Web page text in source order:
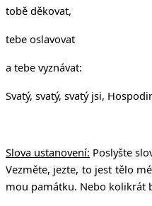
tobě děkovat,
tebe oslavovat
a tebe vyznávat:
Svatý, svatý, svatý jsi,
Slova ustanovení: Poslyšte
Vezměte, jezte, to jest tělo
mou památku. Nebo kolikrát